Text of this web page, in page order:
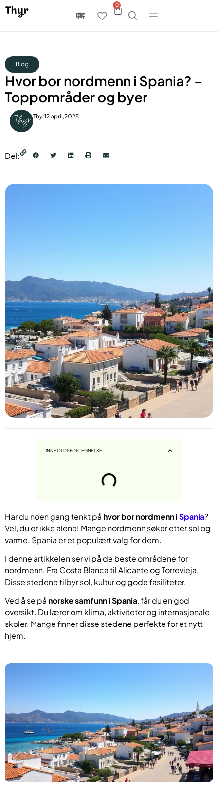
0
Blog
Hvor bor nordmenn i Spania? –
Toppområder og byer
Thyr12 april,2025
Del:
INNHOLDSFORTEGNELSE
Har du noen gang tenkt på hvor bor nordmenn iSpania?
Vel, du er ikke alene! Mange nordmenn søker etter sol og
varme. Spania er et populært valg for dem.
I denne artikkelen ser vi på de beste områdene for
nordmenn. Fra Costa Blanca til Alicante og Torrevieja.
Disse stedene tilbyr sol, kultur og gode fasiliteter.
Ved å se på norske samfunn i Spania, får du en god
oversikt. Du lærer om klima, aktiviteter og internasjonale
skoler. Mange finner disse stedene perfekte for et nytt
hjem.